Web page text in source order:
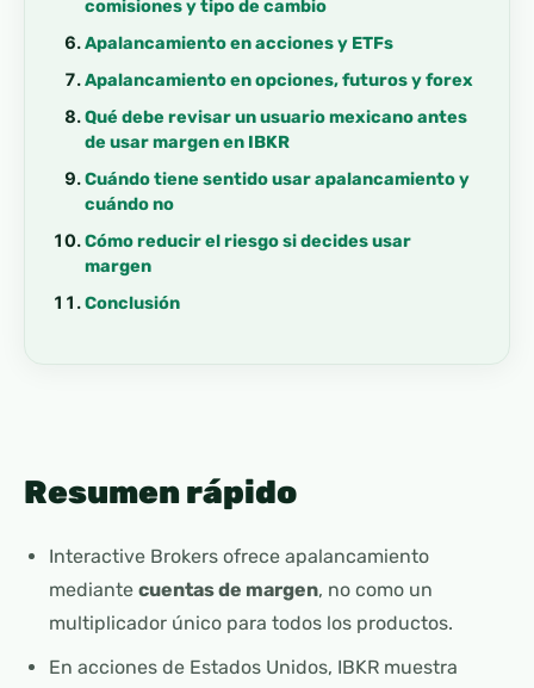
comisiones y tipo de cambio
Apalancamiento en acciones y ETFs
Apalancamiento en opciones, futuros y forex
Qué debe revisar un usuario mexicano antes
de usar margen en IBKR
Cuándo tiene sentido usar apalancamiento y
cuándo no
Cómo reducir el riesgo si decides usar
margen
Conclusión
Resumen rápido
Interactive Brokers ofrece apalancamiento
mediante cuentas de margen, no como un
multiplicador único para todos los productos.
En acciones de Estados Unidos, IBKR muestra